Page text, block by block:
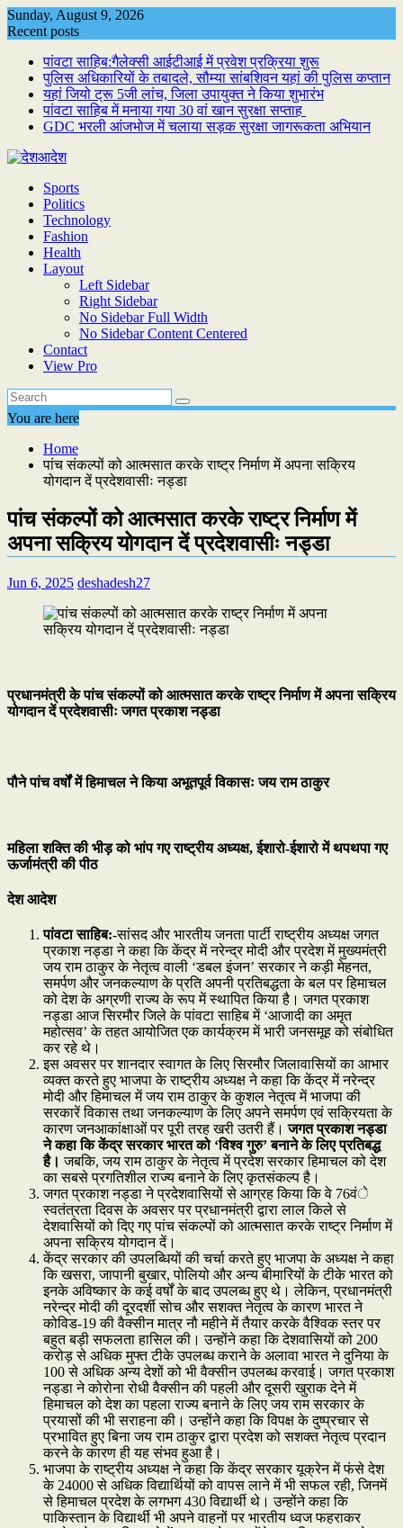
Skip
to
Sunday, August 9, 2026
Recent posts
पांवटा साहिब:गैलेक्सी आईटीआई में प्रवेश प्रक्रिया शुरू
पुलिस अधिकारियों के तबादले, सौम्या सांबशिवन यहां की पुलिस कप्तान
यहां जियो ट्रू 5जी लांच, जिला उपायुक्त ने किया शुभारंभ
पांवटा साहिब में मनाया गया 30 वां खान सुरक्षा सप्ताह
GDC भरली आंजभोज में चलाया सड़क सुरक्षा जागरूकता अभियान
Sports
Politics
Technology
Fashion
Health
Layout
Left Sidebar
Right Sidebar
No Sidebar Full Width
No Sidebar Content Centered
Contact
View Pro
You are here
Home
पांच संकल्पों को आत्मसात करके राष्ट्र निर्माण में अपना सक्रिय
योगदान दें प्रदेशवासीः नड्डा
पांच संकल्पों को आत्मसात करके राष्ट्र निर्माण में
अपना सक्रिय योगदान दें प्रदेशवासीः नड्डा
Jun 6, 2025 deshadesh27
प्रधानमंत्री के पांच संकल्पों को आत्मसात करके राष्ट्र निर्माण में अपना सक्रिय
योगदान दें प्रदेशवासीः जगत प्रकाश नड्डा
पौने पांच वर्षों में हिमाचल ने किया अभूतपूर्व विकासः जय राम ठाकुर
महिला शक्ति की भीड़ को भांप गए राष्ट्रीय अध्यक्ष, ईशारो-ईशारो में थपथपा गए
ऊर्जामंत्री की पीठ
देश आदेश
पांवटा साहिब:-सांसद और भारतीय जनता पार्टी राष्ट्रीय अध्यक्ष जगत
प्रकाश नड्डा ने कहा कि केंद्र में नरेन्द्र मोदी और प्रदेश में मुख्यमंत्री
जय राम ठाकुर के नेतृत्व वाली ‘डबल इंजन’ सरकार ने कड़ी मेहनत,
समर्पण और जनकल्याण के प्रति अपनी प्रतिबद्धता के बल पर हिमाचल
को देश के अग्रणी राज्य के रूप में स्थापित किया है। जगत प्रकाश
नड्डा आज सिरमौर जिले के पांवटा साहिब में ‘आजादी का अमृत
महोत्सव’ के तहत आयोजित एक कार्यक्रम में भारी जनसमूह को संबोधित
कर रहे थे।
इस अवसर पर शानदार स्वागत के लिए सिरमौर जिलावासियों का आभार
व्यक्त करते हुए भाजपा के राष्ट्रीय अध्यक्ष ने कहा कि केंद्र में नरेन्द्र
मोदी और हिमाचल में जय राम ठाकुर के कुशल नेतृत्व में भाजपा की
सरकारें विकास तथा जनकल्याण के लिए अपने समर्पण एवं सक्रियता के
कारण जनआकांक्षाओं पर पूरी तरह खरी उतरी हैं।जगत प्रकाश नड्डा
ने कहा कि केंद्र सरकार भारत को ‘विश्व गुरु’ बनाने के लिए प्रतिबद्ध
है। जबकि, जय राम ठाकुर के नेतृत्व में प्रदेश सरकार हिमाचल को देश
का सबसे प्रगतिशील राज्य बनाने के लिए कृतसंकल्प है।
जगत प्रकाश नड्डा ने प्रदेशवासियों से आग्रह किया कि वे 76वंे
स्वतंत्रता दिवस के अवसर पर प्रधानमंत्री द्वारा लाल किले से
देशवासियों को दिए गए पांच संकल्पों को आत्मसात करके राष्ट्र निर्माण में
अपना सक्रिय योगदान दें।
केंद्र सरकार की उपलब्धियों की चर्चा करते हुए भाजपा के अध्यक्ष ने कहा
कि खसरा, जापानी बुखार, पोलियो और अन्य बीमारियों के टीके भारत को
इनके अविष्कार के कई वर्षों के बाद उपलब्ध हुए थे। लेकिन, प्रधानमंत्री
नरेन्द्र मोदी की दूरदर्शी सोच और सशक्त नेतृत्व के कारण भारत ने
कोविड-19 की वैक्सीन मात्र नौ महीने में तैयार करके वैश्विक स्तर पर
बहुत बड़ी सफलता हासिल की। उन्होंने कहा कि देशवासियों को 200
करोड़ से अधिक मुफ्त टीके उपलब्ध कराने के अलावा भारत ने दुनिया के
100 से अधिक अन्य देशों को भी वैक्सीन उपलब्ध करवाई। जगत प्रकाश
नड्डा ने कोरोना रोधी वैक्सीन की पहली और दूसरी खुराक देने में
हिमाचल को देश का पहला राज्य बनाने के लिए जय राम सरकार के
प्रयासों की भी सराहना की। उन्होंने कहा कि विपक्ष के दुष्प्रचार से
प्रभावित हुए बिना जय राम ठाकुर द्वारा प्रदेश को सशक्त नेतृत्व प्रदान
करने के कारण ही यह संभव हुआ है।
भाजपा के राष्ट्रीय अध्यक्ष ने कहा कि केंद्र सरकार यूक्रेन में फंसे देश
के 24000 से अधिक विद्यार्थियों को वापस लाने में भी सफल रही, जिनमें
से हिमाचल प्रदेश के लगभग 430 विद्यार्थी थे। उन्होंने कहा कि
पाकिस्तान के विद्यार्थी भी अपने वाहनों पर भारतीय ध्वज फहराकर